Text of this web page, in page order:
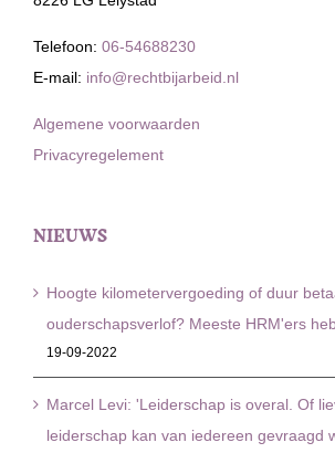
Telefoon: 06-54688230
E-mail: info@rechtbijarbeid.nl
Algemene voorwaarden
Privacyregelement
NIEUWS
Hoogte kilometervergoeding of duur
ouderschapsverlof? Meeste HRM'ers
19-09-2022
Marcel Levi: 'Leiderschap is overal. Of
leiderschap kan van iedereen gevraagd